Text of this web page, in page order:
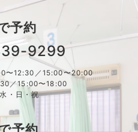
予約
9299
〜12:30／15:00〜20:00
／15:00〜18:00
・日・祝